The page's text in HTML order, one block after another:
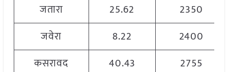
जतारा
25.62
2350
जवेरा
8.22
2400
कसरावद
40.43 2755